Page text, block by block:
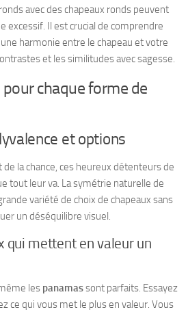
avec des chapeaux ronds peuvent
excessif. Il est crucial de comprendre
harmonie entre le chapeau et votre
et les similitudes avec sagesse.
pour chaque forme de
et options
de la chance, ces heureux détenteurs de
tout leur va. La symétrie naturelle de
variété de choix de chapeaux sans
un déséquilibre visuel.
qui mettent en valeur un
les panamassont parfaits. Essayez
ce qui vous met le plus en valeur. Vous